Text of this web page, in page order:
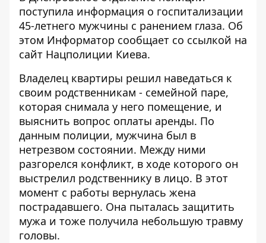
поступила информация о госпитализации
45-летнего мужчины с ранением глаза. Об
этом Информатор сообщает со ссылкой на
сайт Нацполиции Киева.
Владелец квартиры решил наведаться к
своим родственникам - семейной паре,
которая снимала у него помещение, и
выяснить вопрос оплаты аренды. По
данным полиции, мужчина был в
нетрезвом состоянии. Между ними
разгорелся конфликт, в ходе которого он
выстрелил родственнику в лицо. В этот
момент с работы вернулась жена
пострадавшего. Она пыталась защитить
мужа и тоже получила небольшую травму
головы.